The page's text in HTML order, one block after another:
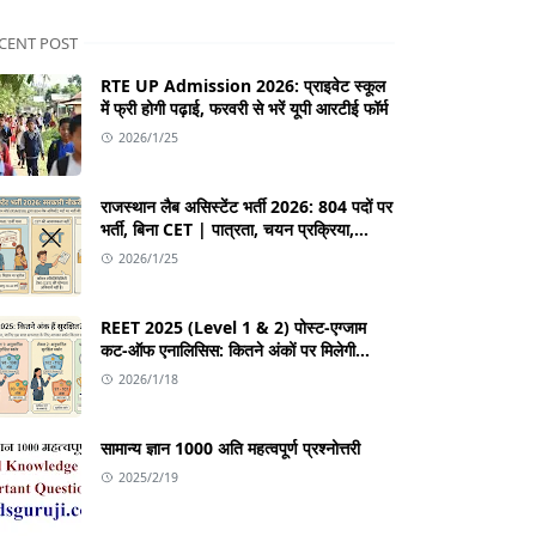
POST
RTE UP Admission 2026: प्राइवेट स्कूल
में फ्री होगी पढ़ाई, फरवरी से भरें यूपी आरटीई फॉर्म
2026/1/25
राजस्थान लैब असिस्टेंट भर्ती 2026: 804 पदों पर
भर्ती, बिना CET | पात्रता, चयन प्रक्रिया,
सिलेबस
2026/1/25
REET 2025 (Level 1 & 2) पोस्ट-एग्जाम
कट-ऑफ एनालिसिस: कितने अंकों पर मिलेगी
सफलता?
2026/1/18
सामान्य ज्ञान 1000 अति महत्वपूर्ण प्रश्नोत्तरी
2025/2/19